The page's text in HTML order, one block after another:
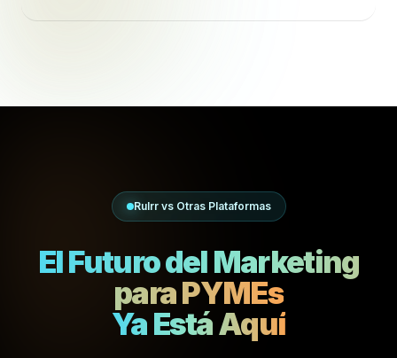
Rulrr vs Otras Plataformas
El Futuro del Marketing
para PYMEs
Ya Está Aquí